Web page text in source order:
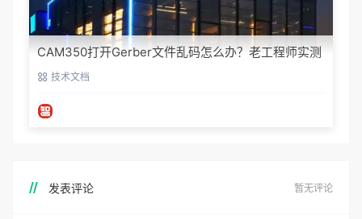
CAM350打开Gerber文件乱码怎么办？老工程师实测
避坑指南
技术文档
发表评论 暂无评论